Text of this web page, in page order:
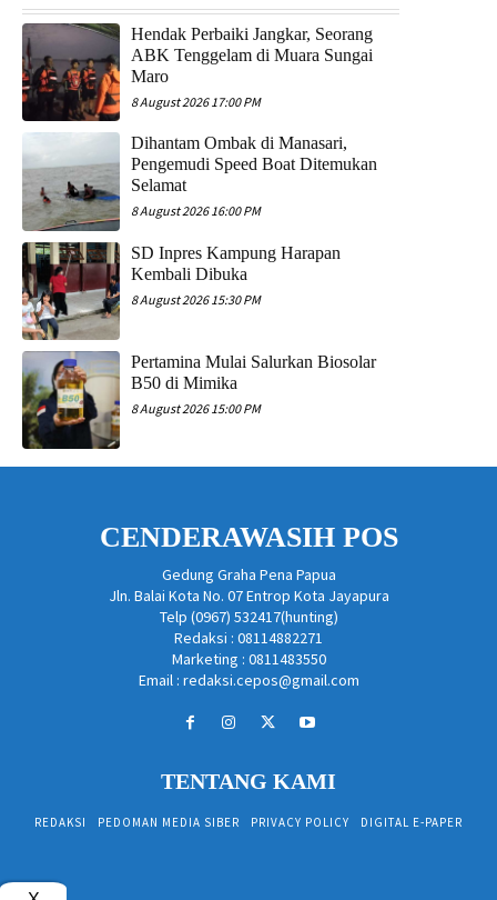
Hendak Perbaiki Jangkar, Seorang
ABK Tenggelam di Muara Sungai
Maro
8 August 2026 17:00 PM
Dihantam Ombak di Manasari,
Pengemudi Speed Boat Ditemukan
Selamat
8 August 2026 16:00 PM
SD Inpres Kampung Harapan
Kembali Dibuka
8 August 2026 15:30 PM
Pertamina Mulai Salurkan Biosolar
B50 di Mimika
8 August 2026 15:00 PM
CENDERAWASIH POS
Gedung Graha Pena Papua
Jln. Balai Kota No. 07 Entrop Kota Jayapura
Telp (0967) 532417(hunting)
Redaksi : 08114882271
Marketing : 0811483550
Email : redaksi.cepos@gmail.com
TENTANG KAMI
REDAKSI PEDOMAN MEDIA SIBER PRIVACY POLICY DIGITAL E-PAPER